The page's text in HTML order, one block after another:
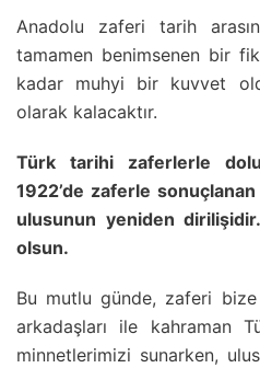
Anadolu zaferi tarih
tamamen benimsenen bir
kadar muhyi bir kuvvet
olarak kalacaktır.
Türk tarihi zaferlerle
1922’de zaferle sonuçlanan
ulusunun yeniden
olsun.
Bu mutlu günde, zaferi
arkadaşları ile kahraman
minnetlerimizi sunarken,